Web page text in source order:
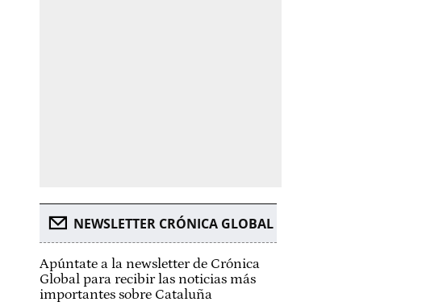
NEWSLETTER CRÓNICA GLOBAL
Apúntate a la newsletter de Crónica
Global para recibir las noticias más
importantes sobre Cataluña